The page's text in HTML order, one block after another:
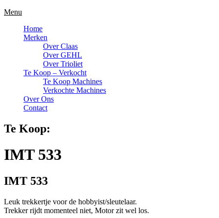
Menu
Home
Merken
Over Claas
Over GEHL
Over Trioliet
Te Koop – Verkocht
Te Koop Machines
Verkochte Machines
Over Ons
Contact
Te Koop:
IMT 533
IMT 533
Leuk trekkertje voor de hobbyist/sleutelaar.
Trekker rijdt momenteel niet, Motor zit wel los.